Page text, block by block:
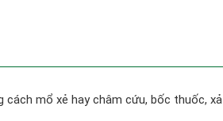
cách mổ xẻ hay châm cứu, bốc thuốc, xả